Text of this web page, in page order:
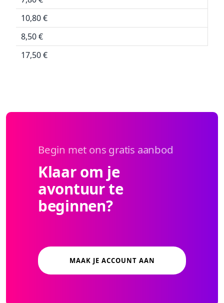
10,80 €
8,50 €
17,50 €
Begin met ons gratis aanbod
Klaar om je
avontuur te
beginnen?
MAAK JE ACCOUNT AAN